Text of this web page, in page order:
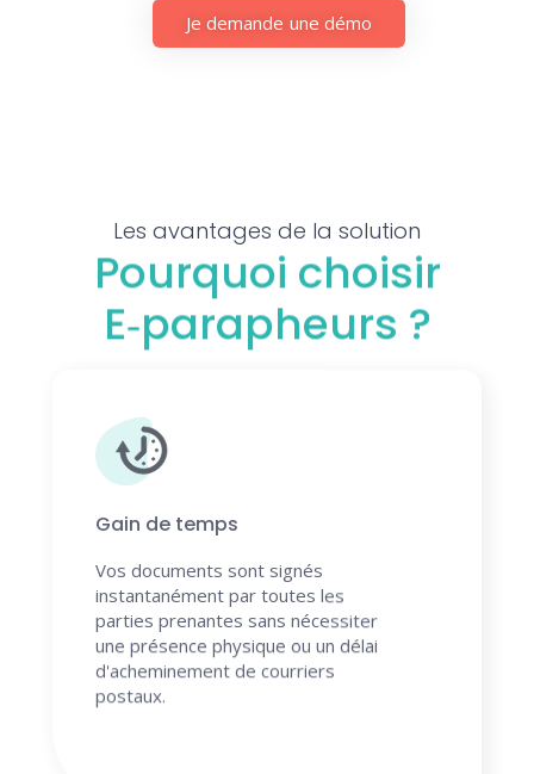
Je demande une démo
Les avantages de la solution
Pourquoi choisir
E‑parapheurs ?
Gain de temps
Vos documents sont signés
instantanément par toutes les
parties prenantes sans nécessiter
une présence physique ou un délai
d'acheminement de courriers
postaux.